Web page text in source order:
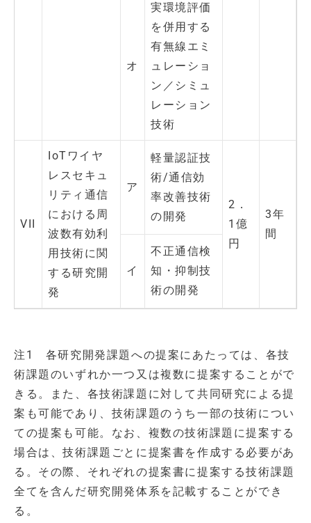
オ
実環境評価
を併用する
有無線エミ
ュレーショ
ン／シミュ
レーション
技術
VII
IoTワイヤ
レスセキュ
リティ通信
における周
波数有効利
用技術に関
する研究開
発
ア
軽量認証技
術/通信効
率改善技術
の開発
2．
1億
円
3年
間
イ
不正通信検
知・抑制技
術の開発
注1 各研究開発課題への提案にあたっては、各技
術課題のいずれか一つ又は複数に提案することがで
きる。また、各技術課題に対して共同研究による提
案も可能であり、技術課題のうち一部の技術につい
ての提案も可能。なお、複数の技術課題に提案する
場合は、技術課題ごとに提案書を作成する必要があ
る。その際、それぞれの提案書に提案する技術課題
全てを含んだ研究開発体系を記載することができ
る。